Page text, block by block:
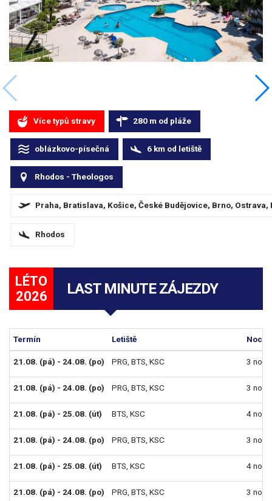
Více typů stravy 280 m od pláže
oblázkovo-písečná 6 km od letiště
Rhodos - Theologos
Praha, Bratislava, Košice, České Budějovice, Brno, Ostrava,
Rhodos
LÉTO
2026
LAST MINUTE ZÁJEZDY
Termín Letiště Nocí
21.08. (pá) - 24.08. (po) PRG BTS KSC 3 noci
21.08. (pá) - 24.08. (po) PRG BTS KSC 3 noci
21.08. (pá) - 25.08. (út) BTS KSC 4 noci
21.08. (pá) - 24.08. (po) PRG BTS KSC 3 noci
21.08. (pá) - 25.08. (út) BTS KSC 4 noci
21.08. (pá) - 24.08. (po) PRG BTS KSC 3 noci